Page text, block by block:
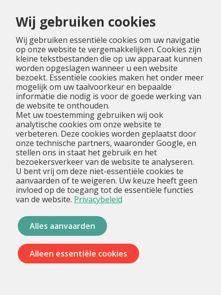
Wij gebruiken cookies
Wij gebruiken essentiële cookies om uw navigatie
op onze website te vergemakkelijken. Cookies zijn
kleine tekstbestanden die op uw apparaat kunnen
worden opgeslagen wanneer u een website
bezoekt. Essentiële cookies maken het onder meer
mogelijk om uw taalvoorkeur en bepaalde
informatie die nodig is voor de goede werking van
de website te onthouden.
Met uw toestemming gebruiken wij ook
analytische cookies om onze website te
verbeteren. Deze cookies worden geplaatst door
onze technische partners, waaronder Google, en
stellen ons in staat het gebruik en het
bezoekersverkeer van de website te analyseren.
U bent vrij om deze niet-essentiële cookies te
aanvaarden of te weigeren. Uw keuze heeft geen
invloed op de toegang tot de essentiële functies
van de website. Privacybeleid
Alles aanvaarden
Alleen essentiële cookies